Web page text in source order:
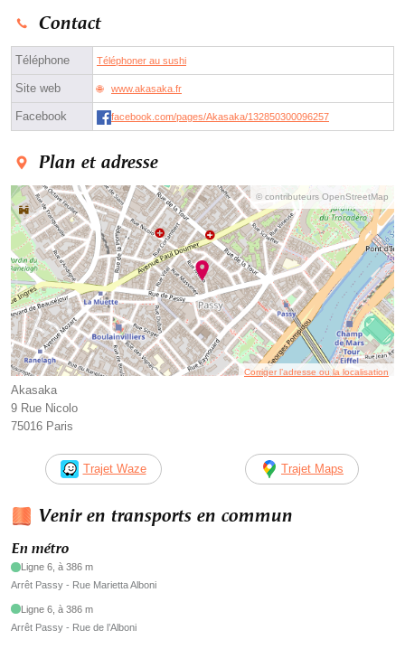
Contact
Téléphone Téléphoner au sushi
Site web www.akasaka.fr
Facebook facebook.com/pages/Akasaka/132850300096257
Plan et adresse
© contributeurs OpenStreetMap
Corriger l’adresse ou la localisation
Akasaka
9 Rue Nicolo
75016 Paris
Trajet Waze Trajet Maps
Venir en transports en commun
En métro
Ligne 6, à 386 m
Arrêt Passy - Rue Marietta Alboni
Ligne 6, à 386 m
Arrêt Passy - Rue de l’Alboni